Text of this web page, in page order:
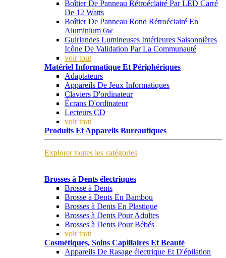
Boîtier De Panneau Rétroéclairé Par LED Carré
De 12 Watts
Boîtier De Panneau Rond Rétroéclairé En
Aluminium 6w
Guirlandes Lumineuses Intérieures Saisonnières
Icône De Validation Par La Communauté
voir tout
Matériel Informatique Et Périphériques
Adaptateurs
Appareils De Jeux Informatiques
Claviers D'ordinateur
Écrans D'ordinateur
Lecteurs CD
voir tout
Produits Et Appareils Bureautiques
Explorer toutes les catégories
Brosses à Dents électriques
Brosse à Dents
Brosse à Dents En Bambou
Brosses à Dents En Plastique
Brosses à Dents Pour Adultes
Brosses à Dents Pour Bébés
voir tout
Cosmétiques, Soins Capillaires Et Beauté
Appareils De Rasage électrique Et D'épilation